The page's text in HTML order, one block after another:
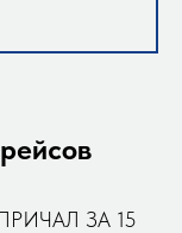
ЗА 15